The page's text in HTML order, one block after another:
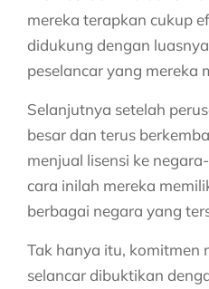
mereka terapkan cukup
didukung dengan
peselancar yang mereka
Selanjutnya setelah
besar dan terus
menjual lisensi ke
cara inilah mereka
berbagai negara yang
Tak hanya itu, komitmen
selancar dibuktikan